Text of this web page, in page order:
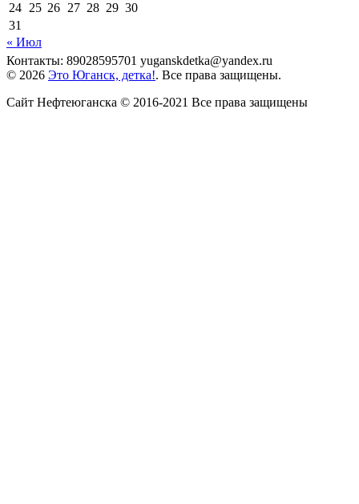
24 25 26 27 28 29 30
31
« Июл
Контакты: 89028595701 yuganskdetka@yandex.ru
© 2026 Это Юганск, детка!. Все права защищены.
Сайт Нефтеюганска © 2016-2021 Все права защищены